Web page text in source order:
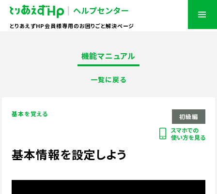
とりあえずHP会員様専用のお困りごと解決ページ
機能マニュアル
一覧に戻る
スマホでの
使い方を見る
初級編
基本を覚える
基本情報を設定しよう